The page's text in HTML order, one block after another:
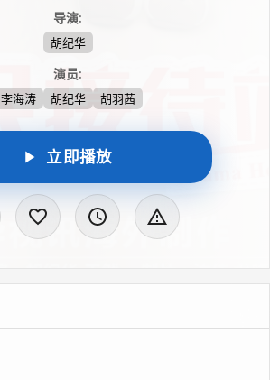
寻找方向。
导演:
胡纪华
演员:
李海涛 胡纪华 胡羽茜
立即播放